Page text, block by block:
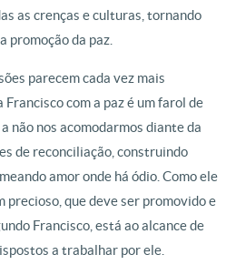
as crenças e culturas, tornando
promoção da paz.
parecem cada vez mais
Francisco com a paz é um farol de
não nos acomodarmos diante da
de reconciliação, construindo
amor onde há ódio. Como ele
precioso, que deve ser promovido e
Francisco, está ao alcance de
a trabalhar por ele.